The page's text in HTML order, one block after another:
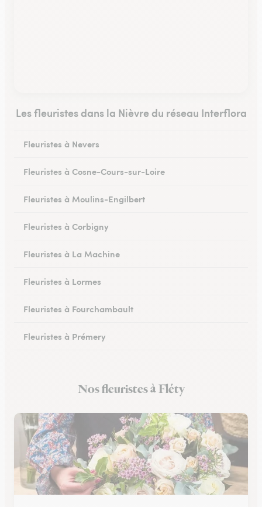
Les fleuristes dans la Nièvre du réseau Interflora
Fleuristes à Nevers
Fleuristes à Cosne-Cours-sur-Loire
Fleuristes à Moulins-Engilbert
Fleuristes à Corbigny
Fleuristes à La Machine
Fleuristes à Lormes
Fleuristes à Fourchambault
Fleuristes à Prémery
Fleuristes à Saint-Parize-le-Châtel
Nos fleuristes à Fléty